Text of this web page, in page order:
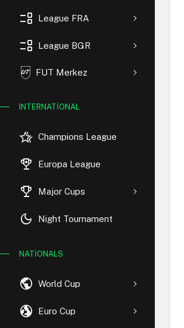
event_list League FRA
event_list League BGR
FUT Merkez
INTERNATIONAL
hotel_class Champions League
rewarded_ads Europa League
trophy Major Cups
dark_mode Night Tournament
NATIONALS
public World Cup
globe_uk Euro Cup